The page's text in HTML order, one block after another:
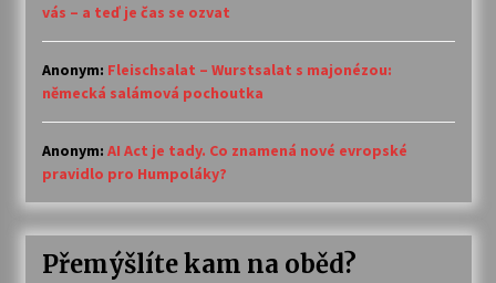
vás – a teď je čas se ozvat
Anonym: Fleischsalat – Wurstsalat s majonézou:
německá salámová pochoutka
Anonym: AI Act je tady. Co znamená nové evropské
pravidlo pro Humpoláky?
Přemýšlíte kam na oběd?